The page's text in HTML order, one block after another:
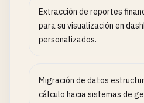
Extracción de reportes
para su visualización en
personalizados.
Migración de datos
cálculo hacia sistemas de